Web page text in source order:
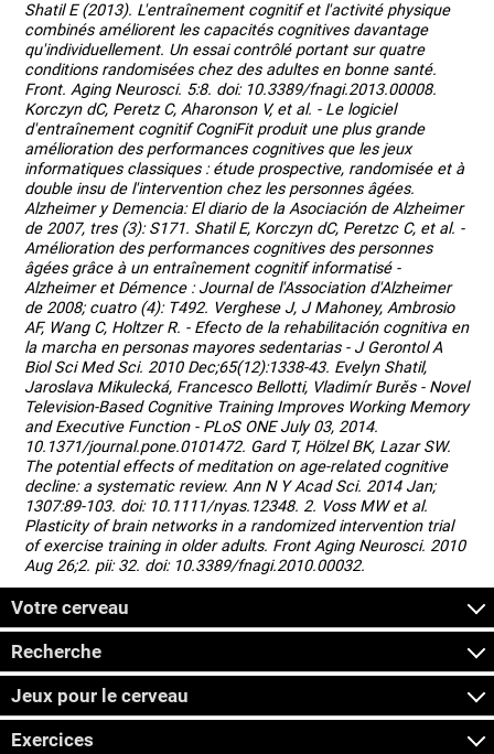
Shatil E (2013). L'entraînement cognitif et l'activité physique
combinés améliorent les capacités cognitives davantage
qu'individuellement. Un essai contrôlé portant sur quatre
conditions randomisées chez des adultes en bonne santé.
Front. Aging Neurosci. 5:8. doi: 10.3389/fnagi.2013.00008.
Korczyn dC, Peretz C, Aharonson V, et al. - Le logiciel
d'entraînement cognitif CogniFit produit une plus grande
amélioration des performances cognitives que les jeux
informatiques classiques : étude prospective, randomisée et à
double insu de l'intervention chez les personnes âgées.
Alzheimer y Demencia: El diario de la Asociación de Alzheimer
de 2007, tres (3): S171. Shatil E, Korczyn dC, Peretzc C, et al. -
Amélioration des performances cognitives des personnes
âgées grâce à un entraînement cognitif informatisé -
Alzheimer et Démence : Journal de l'Association d'Alzheimer
de 2008; cuatro (4): T492. Verghese J, J Mahoney, Ambrosio
AF, Wang C, Holtzer R. - Efecto de la rehabilitación cognitiva en
la marcha en personas mayores sedentarias - J Gerontol A
Biol Sci Med Sci. 2010 Dec;65(12):1338-43. Evelyn Shatil,
Jaroslava Mikulecká, Francesco Bellotti, Vladimír Burěs - Novel
Television-Based Cognitive Training Improves Working Memory
and Executive Function - PLoS ONE July 03, 2014.
10.1371/journal.pone.0101472. Gard T, Hölzel BK, Lazar SW.
The potential effects of meditation on age-related cognitive
decline: a systematic review. Ann N Y Acad Sci. 2014 Jan;
1307:89-103. doi: 10.1111/nyas.12348. 2. Voss MW et al.
Plasticity of brain networks in a randomized intervention trial
of exercise training in older adults. Front Aging Neurosci. 2010
Aug 26;2. pii: 32. doi: 10.3389/fnagi.2010.00032.
Votre cerveau
Recherche
Jeux pour le cerveau
Exercices